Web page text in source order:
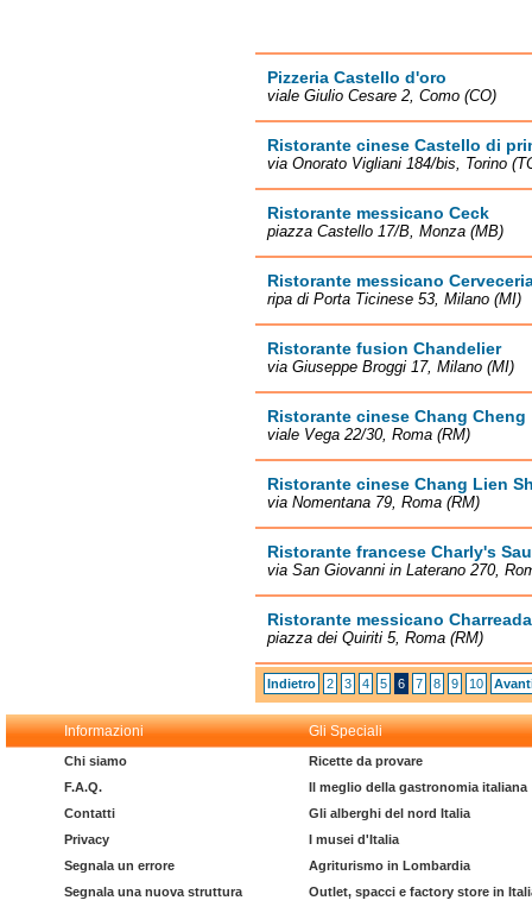
Pizzeria Castello d'oro
viale Giulio Cesare 2, Como (CO)
Ristorante cinese Castello di
via Onorato Vigliani 184/bis, Torino
Ristorante messicano Ceck
piazza Castello 17/B, Monza (MB)
Ristorante messicano
ripa di Porta Ticinese 53, Milano (MI)
Ristorante fusion Chandelier
via Giuseppe Broggi 17, Milano (MI)
Ristorante cinese Chang Cheng
viale Vega 22/30, Roma (RM)
Ristorante cinese Chang Lien
via Nomentana 79, Roma (RM)
Ristorante francese Charly's
via San Giovanni in Laterano 270,
Ristorante messicano
piazza dei Quiriti 5, Roma (RM)
Indietro 2 3 4 5 6 7 8 9 10
Informazioni Gli Speciali
Chi siamo
F.A.Q.
Contatti
Privacy
Segnala un errore
Segnala una nuova struttura
Ricette da provare
Il meglio della gastronomia italiana
Gli alberghi del nord Italia
I musei d'Italia
Agriturismo in Lombardia
Outlet, spacci e factory store in